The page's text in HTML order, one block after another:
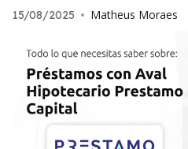
15/08/2025 • Matheus Moraes